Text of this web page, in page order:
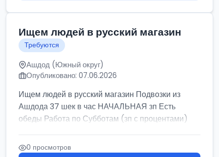
Ищем людей в русский магазин
Требуются
Ашдод (Южный округ)
Опубликовано: 07.06.2026
Ищем людей в русский магазин Подвозки из
Ашдода 37 шек в час НАЧАЛЬНАЯ зп Есть
обеды Работа по Субботам (зп с процентами)
0 просмотров